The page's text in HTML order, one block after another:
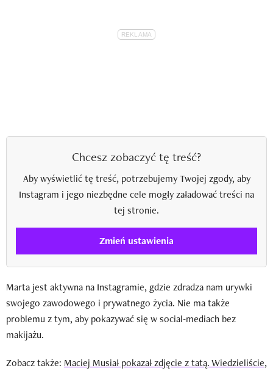
Chcesz zobaczyć tę treść?
Aby wyświetlić tę treść, potrzebujemy Twojej zgody, aby
Instagram i jego niezbędne cele mogły załadować treści na
tej stronie.
Zmień ustawienia
Marta jest aktywna na Instagramie, gdzie zdradza nam urywki
swojego zawodowego i prywatnego życia. Nie ma także
problemu z tym, aby pokazywać się w social-mediach bez
makijażu.
Zobacz także: Maciej Musiał pokazał zdjęcie z tatą. Wiedzieliście,